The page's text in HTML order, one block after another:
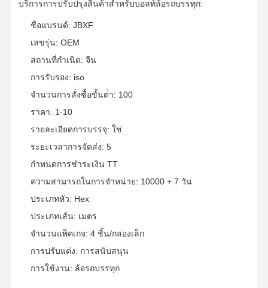
บริการการปรับปรุงสินค้าสําหรับบอลท์ล้อรถบรรทุก:
ชื่อแบรนด์: JBXF
เลขรุ่น: OEM
สถานที่กําเนิด: จีน
การรับรอง: iso
จํานวนการสั่งซื้อขั้นต่ํา: 100
ราคา: 1-10
รายละเอียดการบรรจุ: ใช่
ระยะเวลาการจัดส่ง: 5
กําหนดการชําระเงิน TT
ความสามารถในการจําหน่าย: 10000 + 7 วัน
ประเภทหัว: Hex
ประเภทเส้น: เมตร
จํานวนแพ็คเกจ: 4 ชิ้น/กล่องเล็ก
การปรับแต่ง: การสนับสนุน
การใช้งาน: ล้อรถบรรทุก